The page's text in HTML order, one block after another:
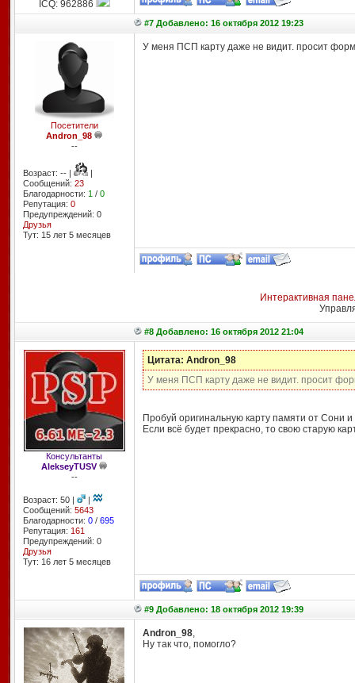
ICQ: 962886
#7 Добавлено: 16 октября 2012 19:23
Посетители
Andron_98
--
Возраст: -- |
|
Сообщений: 23
Благодарности: 1 / 0
Репутация: 0
Предупреждений: 0
Друзья
Тут: 15 лет 5 месяцев
У меня ПСП карту даже не видит. просит
Интерактивная
#8 Добавлено: 16 октября 2012 21:04
Консультанты
AlekseyTUSV
--
Возраст: 50 |
|
Сообщений: 5643
Благодарности: 0/ 695
Репутация: 161
Предупреждений: 0
Друзья
Тут: 16 лет 5 месяцев
Цитата: Andron_98
У меня ПСП карту даже не видит. просит
Пробуй оригинальную карту памяти от
Если всё будет прекрасно, то свою старую
#9 Добавлено: 18 октября 2012 19:39
Andron_98,
Ну так что, помогло?